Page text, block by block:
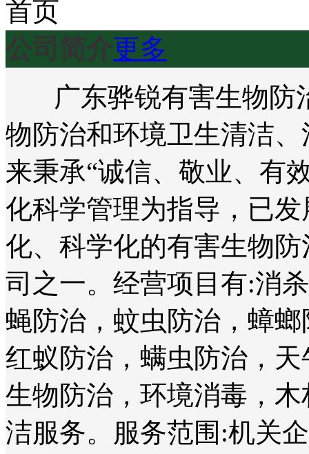
首页
公司简介更多
广东骅锐有害生物防
物防治和环境卫生清洁
来秉承“诚信、敬业、有
化科学管理为指导，已
化、科学化的有害生物
司之一。经营项目有:消
蝇防治，蚊虫防治，蟑
红蚁防治，螨虫防治，
生物防治，环境消毒，
洁服务。服务范围:机关